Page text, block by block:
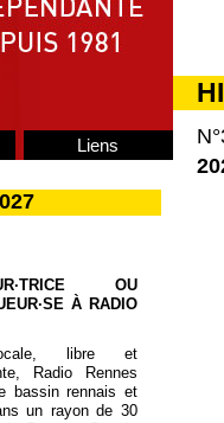
Liens
OU
À RADIO
libre et
Radio Rennes
bassin rennais et
un rayon de 30